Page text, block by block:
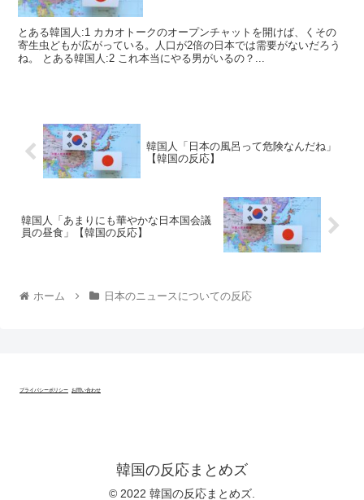
とある韓国人:1 カカオトークのオープンチャットを開けば、くその
寄生虫どもが広がっている。人口が2倍の日本では需要がないだろう
ね。 とある韓国人:2 これ本当にやる男がいるの？...
韓国人「日本の風呂って危険なんだね」
【韓国の反応】
韓国人「あまりにも華やかな日本国会議
員の昼食」【韓国の反応】
ホーム 日本のニュースについての反応
プライバシーポリシー お問い合わせ
韓国の反応まとめズ
© 2022 韓国の反応まとめズ.